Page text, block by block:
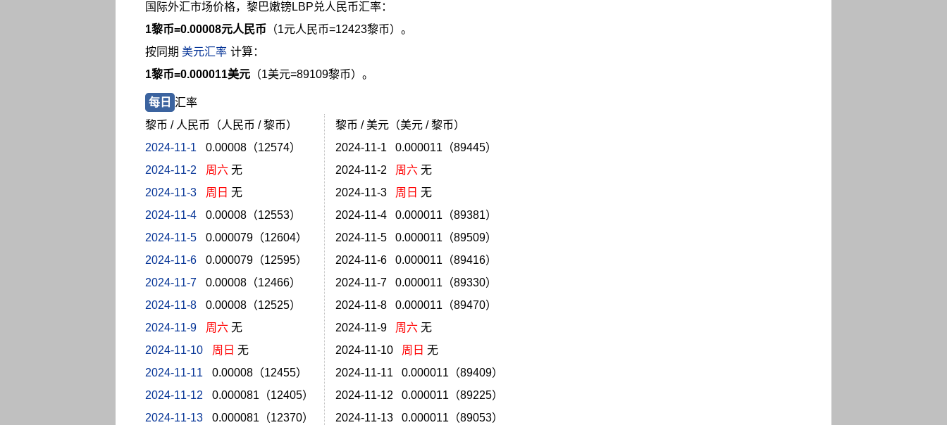
国际外汇市场价格，黎巴嫩镑LBP兑人民币汇率：
1黎币=0.00008元人民币 （1元人民币=12423黎币）。
按同期 美元汇率 计算：
1黎币=0.000011美元 （1美元=89109黎币）。
每日 汇率
黎币 / 人民币（人民币 / 黎币）
2024-11-1
0.00008（12574）
2024-11-2
周六无
2024-11-3
周日 无
2024-11-4
0.00008（12553）
2024-11-5
0.000079（12604）
2024-11-6
0.000079（12595）
2024-11-7
0.00008（12466）
2024-11-8
0.00008（12525）
2024-11-9
周六无
2024-11-10
周日 无
2024-11-11
0.00008（12455）
2024-11-12
0.000081（12405）
2024-11-13
0.000081（12370）
黎币 / 美元（美元 / 黎币）
2024-11-1 0.000011（89445）
2024-11-2 周六无
2024-11-3 周日 无
2024-11-4 0.000011（89381）
2024-11-5 0.000011（89509）
2024-11-6 0.000011（89416）
2024-11-7 0.000011（89330）
2024-11-8 0.000011（89470）
2024-11-9 周六无
2024-11-10 周日 无
2024-11-11 0.000011（89409）
2024-11-12 0.000011（89225）
2024-11-13 0.000011（89053）